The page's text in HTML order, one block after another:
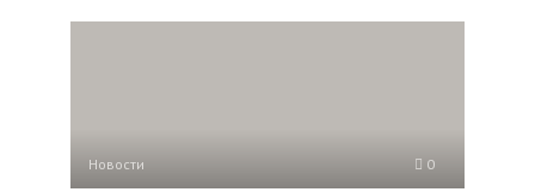
Новости 0